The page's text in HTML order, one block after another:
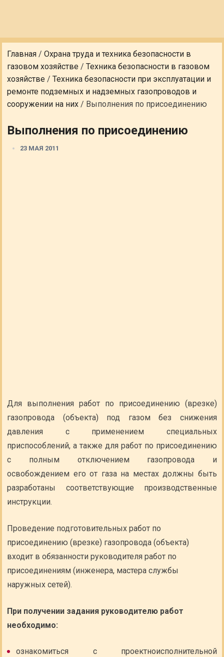
Главная /Охрана труда и техника безопасности в
газовом хозяйстве /Техника безопасности в газовом
хозяйстве /Техника безопасности при эксплуатации и
ремонте подземных и надземных газопроводов и
сооружении на них / Выполнения по присоединению
Выполнения по присоединению
23 МАЯ 2011
Для выполнения работ по присоединению (врезке)
газопровода (объекта) под газом без снижения
давления с применением специальных
приспособлений, а также для работ по присоединению
с полным отключением газопровода и
освобождением его от газа на местах должны быть
разработаны соответствующие производственные
инструкции.
Проведение подготовительных работ по
присоединению (врезке) газопровода (объекта)
входит в обязанности руководителя работ по
присоединениям (инженера, мастера службы
наружных сетей).
При получении задания руководителю работ
необходимо:
ознакомиться с проектноисполнительной